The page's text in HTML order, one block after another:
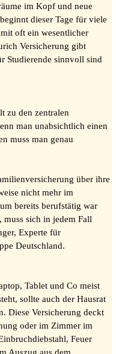
im Kopf und neue
dieser Tage für viele
oft ein wesentlicher
Versicherung gibt
Studierende sinnvoll sind
zu den zentralen
man unabsichtlich einen
muss man genau
über ihre
nicht mehr im
bereits berufstätig war
muss sich in jedem Fall
Experte für
Deutschland.
Tablet und Co meist
sollte auch der Hausrat
Diese Versicherung deckt
oder im Zimmer im
Feuer
Auszug aus dem